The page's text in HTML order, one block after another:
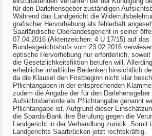
für den Darlehensgeber zuständigen
Während das Landgericht die
grafischer Hervorhebung als fehlerhaft
Saarländische Oberlandesgericht in seiner
07.04.2016 (Aktenzeichen: 4 U 17/15) auf das
Bundesgerichtshofs vom 23.02.2016
optische Hervorhebung nur erforderlich,
die Gesetzlichkeitsfiktion berufen will.
erhebliche inhaltliche Bedenken hinsichtlich
da die Klausel den Fristbeginn nicht klar
Pflichtangaben in der entsprechenden
zudem die Angabe der für den
Aufsichtsbehörde als Pflichtangabe genannt
Pflichtangabe ist. Aufgrund dieser
die Sparda-Bank ihre Berufung gegen die
Landgericht in der Verhandlung zurück. Somit
Landgerichts Saarbrücken jetzt rechtskräftig.